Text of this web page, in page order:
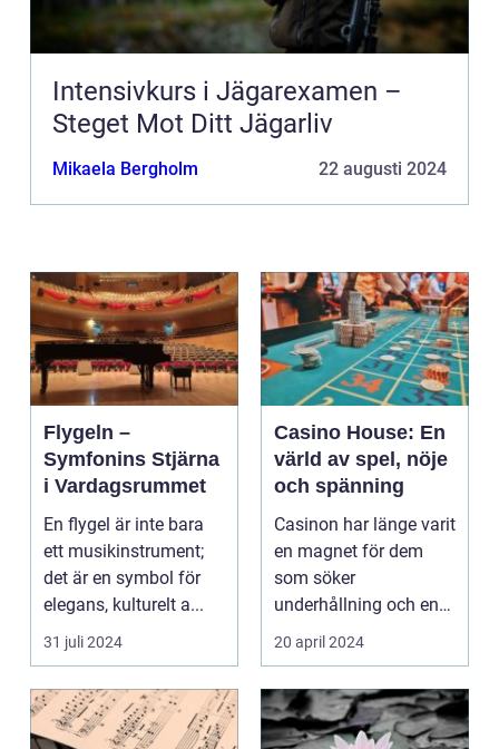
Intensivkurs i Jägarexamen –
Steget Mot Ditt Jägarliv
Mikaela Bergholm 22 augusti 2024
Flygeln –
Symfonins Stjärna
i Vardagsrummet
En flygel är inte bara
ett musikinstrument;
det är en symbol för
elegans, kulturelt a...
31 juli 2024
Casino House: En
värld av spel, nöje
och spänning
Casinon har länge varit
en magnet för dem
som söker
underhållning och en
chans ...
20 april 2024